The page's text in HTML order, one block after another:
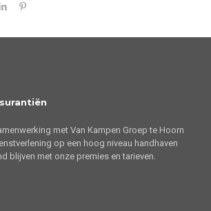
met Van Kampen Groep te Hoorn
op een hoog niveau handhaven
blijven met onze premies en tarieven.